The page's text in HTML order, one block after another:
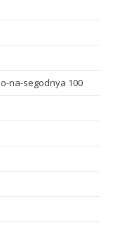
na-segodnya 100